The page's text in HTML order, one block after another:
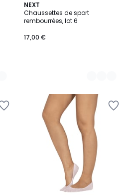
NEXT
Chaussettes de sport
rembourrées, lot 6
17,00 €
2
Couleurs